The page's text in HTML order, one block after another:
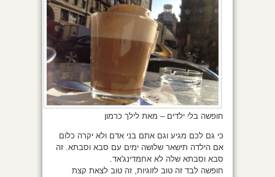
חופשה בלי ילדים – מאת לילך כרמון
כי גם לכם מגיע וגם אתם בני אדם ולא יקרה כלום
אם הילדה תישאר שלושה ימים עם סבא וסבתא. זה
סבא וסבתא שלה לא אחמדינג'אד.
חופשה לבד זה טוב לזוגיות, זה טוב לצאת קצת